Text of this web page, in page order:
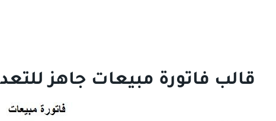
قالب فاتورة مبيعات جاهز